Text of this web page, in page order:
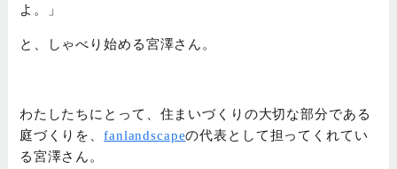
よ。」
と、しゃべり始める宮澤さん。
わたしたちにとって、住まいづくりの大切な部分である
庭づくりを、fanlandscapeの代表として担ってくれてい
る宮澤さん。